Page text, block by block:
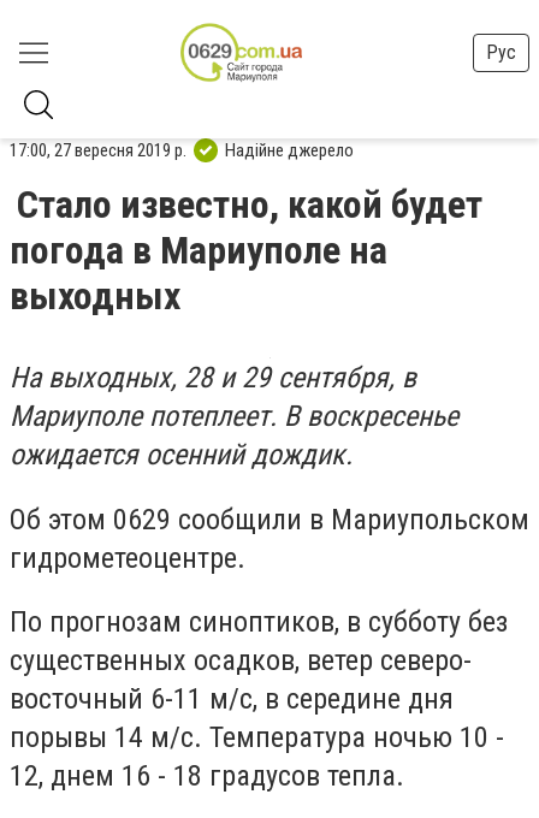
Рус
17:00, 27 вересня 2019 р. Надійне джерело
Стало известно, какой будет
погода в Мариуполе на
выходных
На выходных, 28 и 29 сентября, в
Мариуполе потеплеет. В воскресенье
ожидается осенний дождик.
Об этом 0629 сообщили в Мариупольском
гидрометеоцентре.
По прогнозам синоптиков, в субботу без
существенных осадков, ветер северо-
восточный 6-11 м/с, в середине дня
порывы 14 м/с. Температура ночью 10 -
12, днем 16 - 18 градусов тепла.